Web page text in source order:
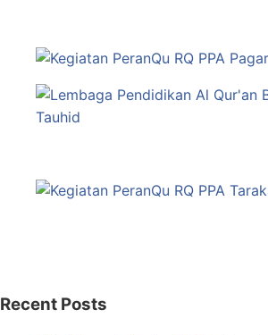
Recent Posts